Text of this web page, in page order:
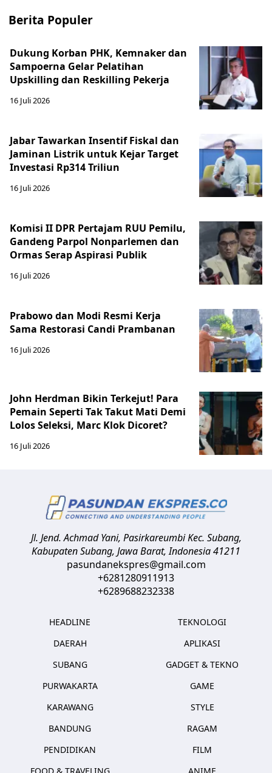
Berita Populer
Dukung Korban PHK, Kemnaker dan
Sampoerna Gelar Pelatihan
Upskilling dan Reskilling Pekerja
16 Juli 2026
Jabar Tawarkan Insentif Fiskal dan
Jaminan Listrik untuk Kejar Target
Investasi Rp314 Triliun
16 Juli 2026
Komisi II DPR Pertajam RUU Pemilu,
Gandeng Parpol Nonparlemen dan
Ormas Serap Aspirasi Publik
16 Juli 2026
Prabowo dan Modi Resmi Kerja
Sama Restorasi Candi Prambanan
16 Juli 2026
John Herdman Bikin Terkejut! Para
Pemain Seperti Tak Takut Mati Demi
Lolos Seleksi, Marc Klok Dicoret?
16 Juli 2026
Jl. Jend. Achmad Yani, Pasirkareumbi Kec. Subang,
Kabupaten Subang, Jawa Barat,Indonesia41211
pasundanekspres@gmail.com
+6281280911913
+6289688232338
HEADLINE
DAERAH
SUBANG
PURWAKARTA
KARAWANG
BANDUNG
PENDIDIKAN
TEKNOLOGI
APLIKASI
GADGET & TEKNO
GAME
STYLE
RAGAM
FILM